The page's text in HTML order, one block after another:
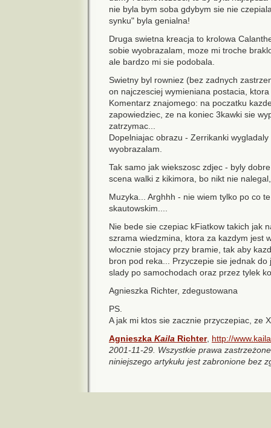
nie byla bym soba gdybym sie nie
synku" byla genialna!
Druga swietna kreacja to krolowa
sobie wyobrazalam, moze mi troche
ale bardzo mi sie podobala.
Swietny byl rowniez (bez zadnych
on najczesciej wymieniana postacia,
Komentarz znajomego: na poczatku
zapowiedziec, ze na koniec 3kawki sie
zatrzymac...
Dopelniajac obrazu - Zerrikanki
wyobrazalam.
Tak samo jak wiekszosc zdjec - byly
scena walki z kikimora, bo nikt nie
Muzyka... Arghhh - nie wiem tylko po co
skautowskim....
Nie bede sie czepiac kFiatkow takich jak
szrama wiedzmina, ktora za kazdym jest
wlocznie stojacy przy bramie, tak aby
bron pod reka... Przyczepie sie jednak
slady po samochodach oraz przez tylek
Agnieszka Richter, zdegustowana
PS.
A jak mi ktos sie zacznie przyczepiac, ze
Agnieszka Kaila Richter, http://
2001-11-29. Wszystkie prawa
niniejszego artykułu jest zabronione bez